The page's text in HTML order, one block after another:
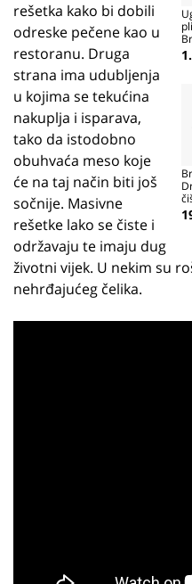
rešetka kako bi dobili
odreske pečene kao u
restoranu. Druga
strana ima udubljenja
u kojima se tekućina
nakuplja i isparava,
tako da istodobno
obuhvaća meso koje
će na taj način biti još
sočnije. Masivne
rešetke lako se čiste i
održavaju te imaju dug
životni vijek. U nekim su
nehrđajućeg čelika.